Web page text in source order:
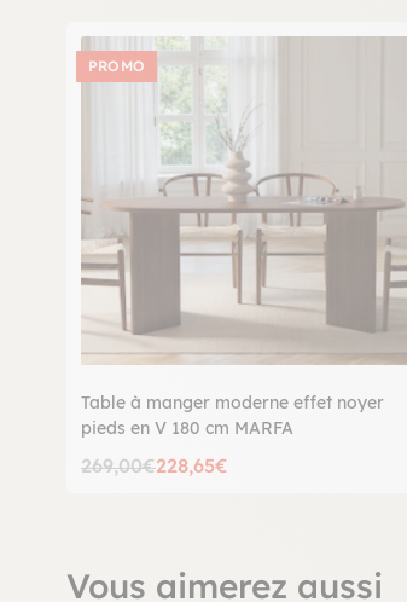
PROMO
Table à manger moderne effet noyer
pieds en V 180 cm MARFA
269,00€228,65€
Vous aimerez aussi